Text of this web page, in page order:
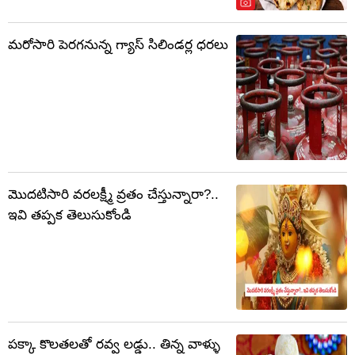
మరోసారి పెరగనున్న గ్యాస్ సిలిండర్ల ధరలు
మొదటిసారి వరలక్ష్మీ వ్రతం చేస్తున్నారా?..
ఇవి తప్పక తెలుసుకోండి
పక్కా కొలతలతో రవ్వ లడ్డు.. తిన్న వాళ్ళు